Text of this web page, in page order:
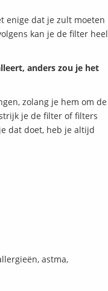
enige dat je zult moeten
kan je de filter heel
anders zou je het
zolang je hem om de
je de filter of filters
dat doet, heb je altijd
astma,